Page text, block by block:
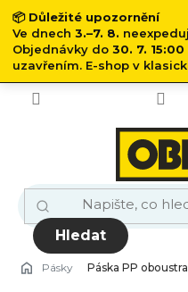
📦 Důležité upozornění
Ve dnech 3.–7. 8.
Objednávky do 30. 7. 15:00
uzavřením. E-shop v
Přejít
obsah
Hledat
Pásky Páska PP